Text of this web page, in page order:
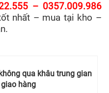
– 0357.009.986
nhất – mua tại kho –
qua khâu trung gian
hàng